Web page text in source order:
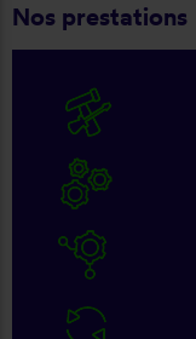
Nos prestations